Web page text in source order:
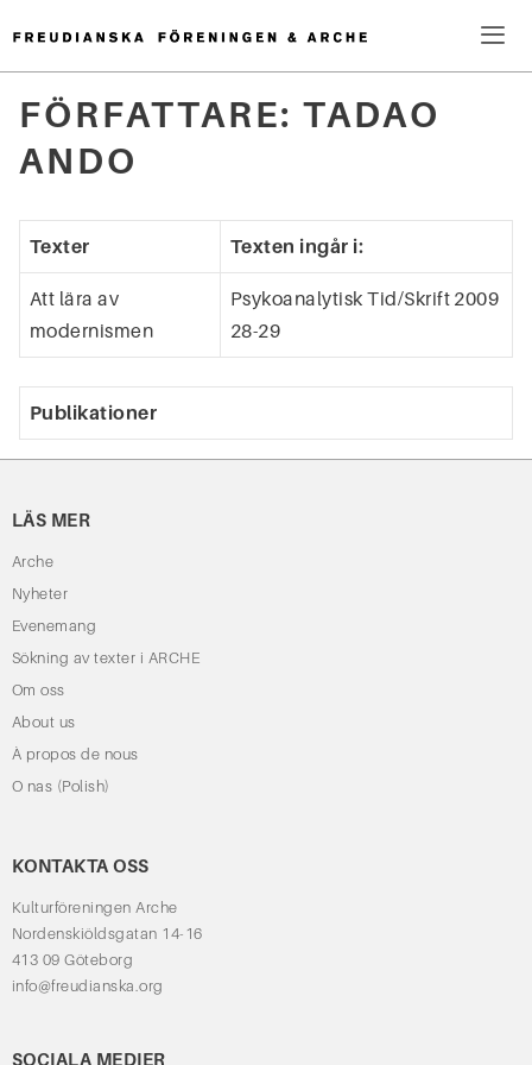
till
innehåll
efter:
FÖRFATTARE: TADAO
ANDO
Texter Texten ingår i:
Att lära av
modernismen
Psykoanalytisk Tid/Skrift 2009
28-29
Publikationer
LÄS MER
Arche
Nyheter
Evenemang
Sökning av texter i ARCHE
Om oss
About us
À propos de nous
O nas (Polish)
KONTAKTA OSS
Kulturföreningen Arche
Nordenskiöldsgatan 14-16
413 09 Göteborg
info@freudianska.org
SOCIALA MEDIER